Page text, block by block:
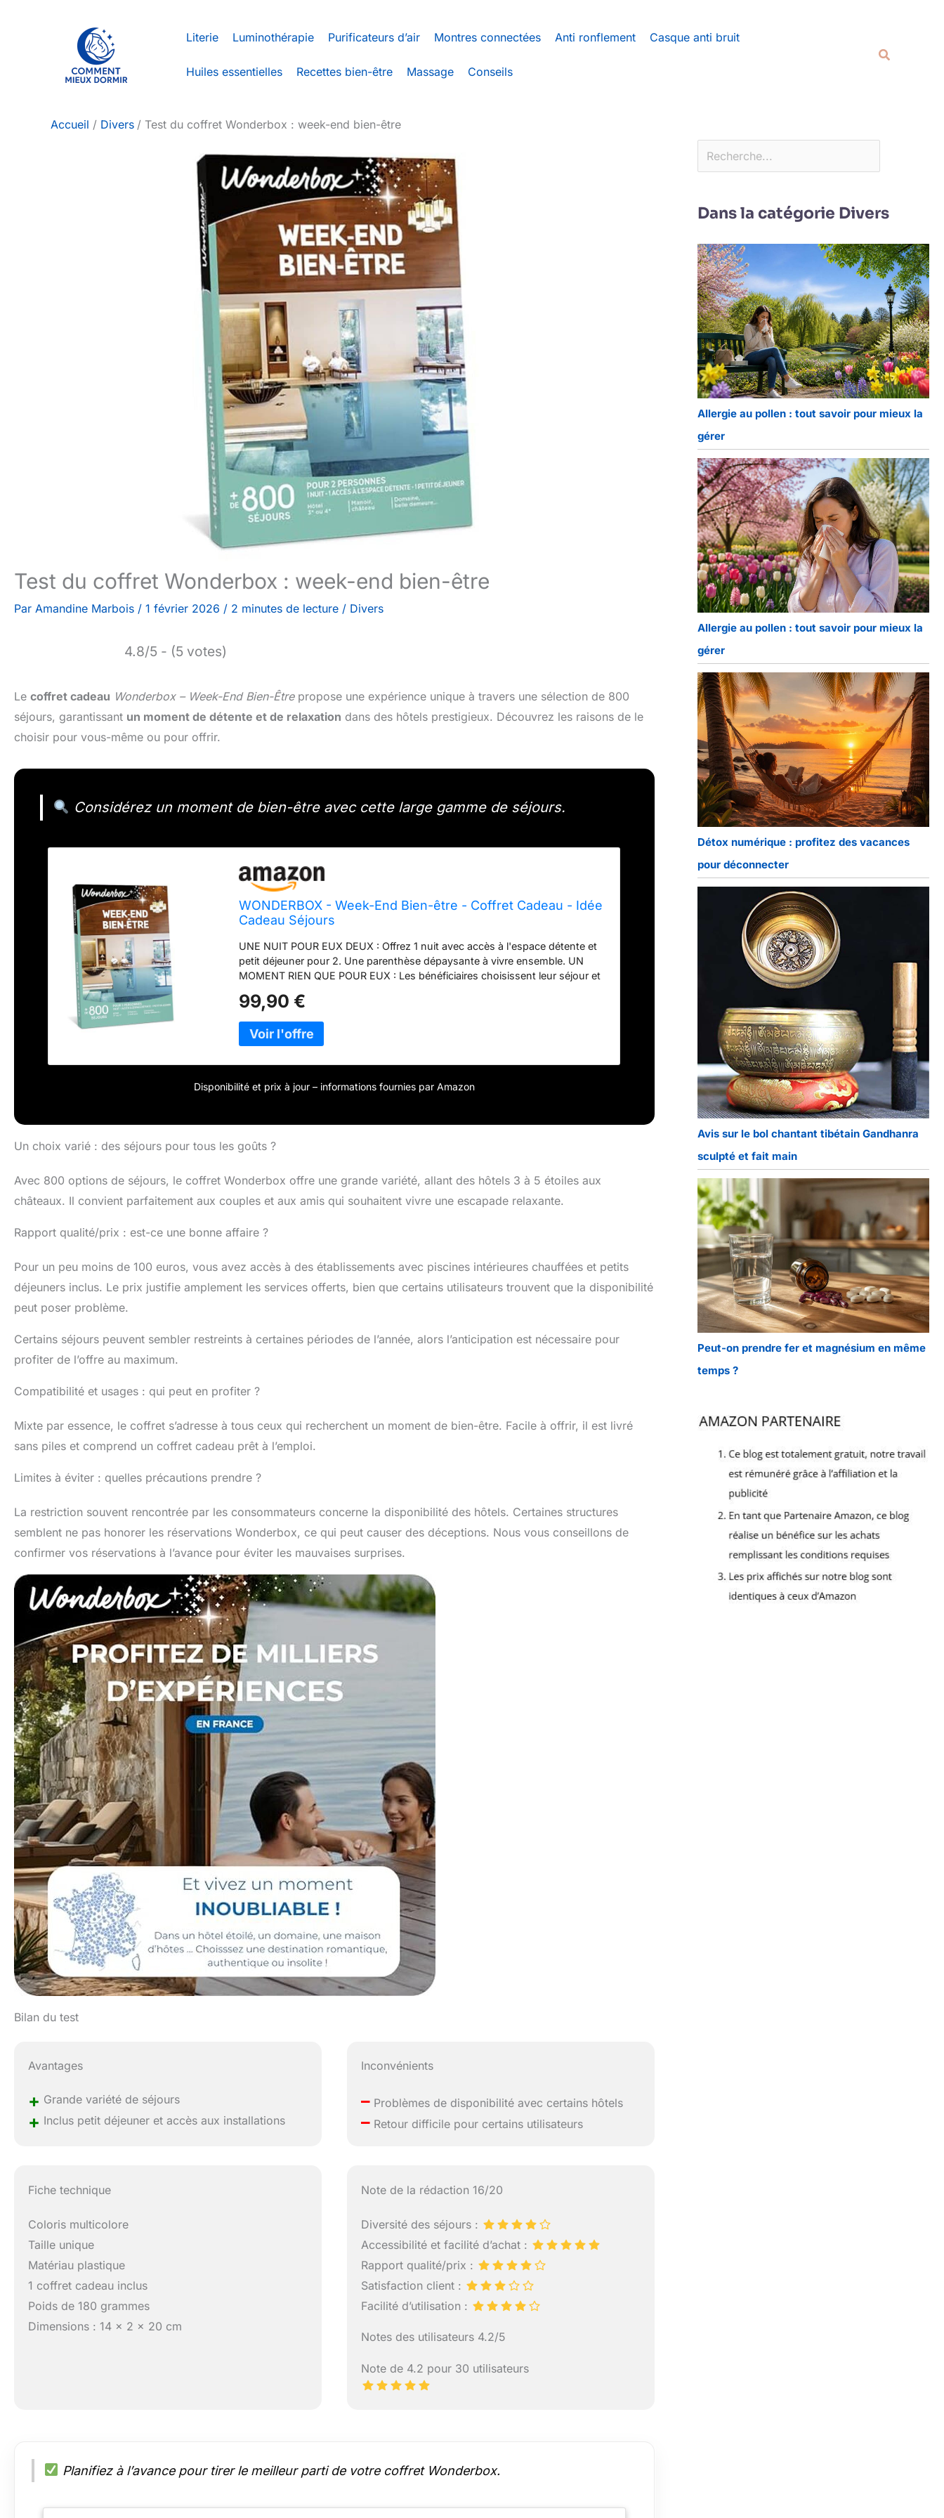
Literie Luminothérapie Purificateurs d’air Montres connectées Anti ronflement Casque anti bruit
Huiles essentielles Recettes bien-être Massage Conseils
Accueil Divers Test du coffret Wonderbox : week-end bien-être
Test du coffret Wonderbox : week-end bien-être
Par Amandine Marbois / 1 février 2026 / 2 minutes de lecture / Divers
4.8/5 - (5 votes)
Le coffret cadeau Wonderbox – Week-End Bien-Êtrepropose une expérience unique à travers une sélection de 800
séjours, garantissant un moment de détente et de relaxation dans des hôtels prestigieux. Découvrez les raisons de le
choisir pour vous-même ou pour offrir.
Considérez un moment de bien-être avec cette large gamme de séjours.
WONDERBOX - Week-End Bien-être - Coffret Cadeau - Idée
Cadeau Séjours
UNE NUIT POUR EUX DEUX : Offrez 1 nuit avec accès à l'espace détente et
petit déjeuner pour 2. Une parenthèse dépaysante à vivre ensemble. UN
MOMENT RIEN QUE POUR EUX : Les bénéficiaires choisissent leur séjour et
PROFITER : Valable 3 ans et 3 mois. Échange et prolongation illimités. Le luxe
de réserver quand on veut, sans stress. LE CADEAU QUI TAPE DANS LE
MILLE : Ce coffret plaît à tous les coups. Anniversaire, mariage, fête… visez
juste à chaque occasion ! LA CONFIANCE WONDERBOX : Entreprise
française n°1 du coffret cadeau avec 93 % de clients conquis. Offrez en
99,90 €
Disponibilité et prix à jour – informations fournies par Amazon
Un choix varié : des séjours pour tous les goûts ?
Avec 800 options de séjours, le coffret Wonderbox offre une grande variété, allant des hôtels 3 à 5 étoiles aux
châteaux. Il convient parfaitement aux couples et aux amis qui souhaitent vivre une escapade relaxante.
Rapport qualité/prix : est-ce une bonne affaire ?
Pour un peu moins de 100 euros, vous avez accès à des établissements avec piscines intérieures chauffées et petits
déjeuners inclus. Le prix justifie amplement les services offerts, bien que certains utilisateurs trouvent que la disponibilité
peut poser problème.
Certains séjours peuvent sembler restreints à certaines périodes de l’année, alors l’anticipation est nécessaire pour
profiter de l’offre au maximum.
Compatibilité et usages : qui peut en profiter ?
Mixte par essence, le coffret s’adresse à tous ceux qui recherchent un moment de bien-être. Facile à offrir, il est livré
sans piles et comprend un coffret cadeau prêt à l’emploi.
Limites à éviter : quelles précautions prendre ?
La restriction souvent rencontrée par les consommateurs concerne la disponibilité des hôtels. Certaines structures
semblent ne pas honorer les réservations Wonderbox, ce qui peut causer des déceptions. Nous vous conseillons de
confirmer vos réservations à l’avance pour éviter les mauvaises surprises.
Bilan du test
Avantages
+ Grande variété de séjours
+ Inclus petit déjeuner et accès aux installations
Inconvénients
– Problèmes de disponibilité avec certains hôtels
– Retour difficile pour certains utilisateurs
Fiche technique
Coloris multicolore
Taille unique
Matériau plastique
1 coffret cadeau inclus
Poids de 180 grammes
Dimensions : 14 x 2 x 20 cm
Note de la rédaction 16/20
Diversité des séjours :
Accessibilité et facilité d’achat :
Rapport qualité/prix :
Satisfaction client :
Facilité d’utilisation :
Notes des utilisateurs 4.2/5
Note de 4.2 pour 30 utilisateurs
Planifiez à l’avance pour tirer le meilleur parti de votre coffret Wonderbox.
Dans la catégorie Divers
Allergie au pollen : tout savoir pour mieux la
gérer
Allergie au pollen : tout savoir pour mieux la
gérer
Détox numérique : profitez des vacances
pour déconnecter
Avis sur le bol chantant tibétain Gandhanra
sculpté et fait main
Peut-on prendre fer et magnésium en même
temps ?